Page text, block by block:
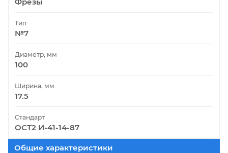
Тип
№7
Диаметр, мм
100
Ширина, мм
17.5
Стандарт
ОСТ2 И-41-14-87
Общие характеристики